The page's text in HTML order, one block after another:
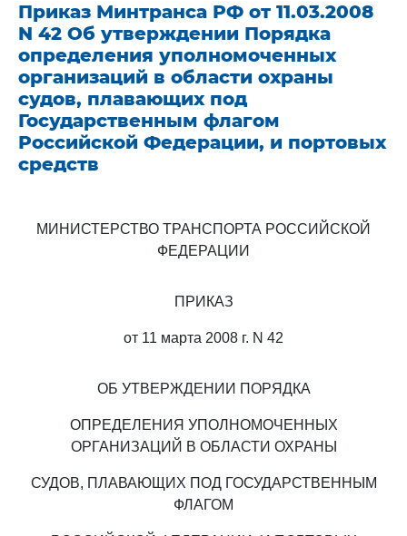
Приказ Минтранса РФ от 11.03.2008
N 42 Об утверждении Порядка
определения уполномоченных
организаций в области охраны
судов, плавающих под
Государственным флагом
Российской Федерации, и портовых
средств
МИНИСТЕРСТВО ТРАНСПОРТА РОССИЙСКОЙ
ФЕДЕРАЦИИ
ПРИКАЗ
от 11 марта 2008 г. N 42
ОБ УТВЕРЖДЕНИИ ПОРЯДКА
ОПРЕДЕЛЕНИЯ УПОЛНОМОЧЕННЫХ
ОРГАНИЗАЦИЙ В ОБЛАСТИ ОХРАНЫ
СУДОВ, ПЛАВАЮЩИХ ПОД ГОСУДАРСТВЕННЫМ
ФЛАГОМ